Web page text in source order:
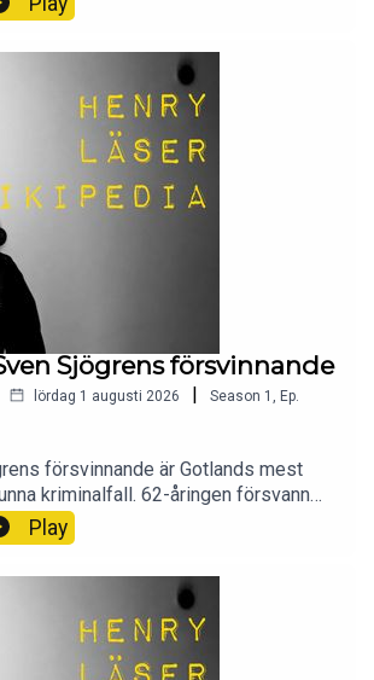
Sjögrens försvinnande
lördag 1 augusti 2026 | Season 1
Ep.
försvinnande är Gotlands mest
kriminalfall. 62-åringen försvann
i Lummelunda i oktober
säger sitt om Sven Sjögrens
Play